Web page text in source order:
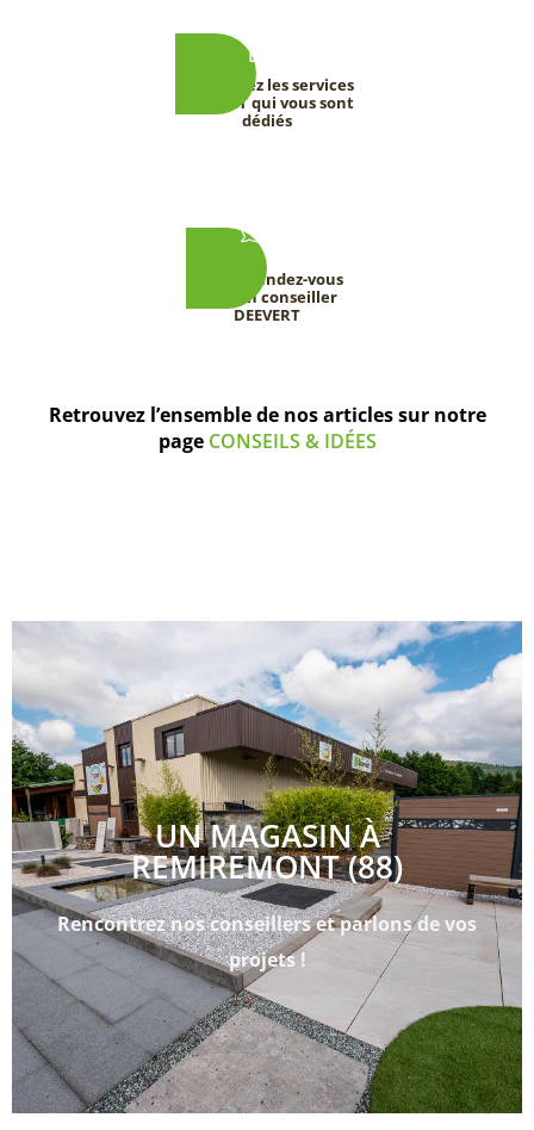
Découvrez les services
DEEVERT qui vous sont
dédiés
Prenez rendez-vous
avec un conseiller
DEEVERT
Retrouvez l’ensemble de nos articles sur notre
page CONSEILS & IDÉES
UN MAGASIN À
REMIREMONT (88)
Rencontrez nos conseillers et parlons de vos
projets !